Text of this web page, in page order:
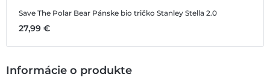
Save The Polar Bear Pánske bio tričko Stanley Stella 2.0
27,99 €
Informácie o produkte